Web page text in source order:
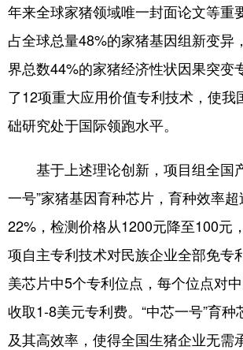
多语种频道
Русский язык 日本語
Deutsch Português
年来全球家猪领域唯一封面论文等重
占全球总量48%的家猪基因组新变异
界总数44%的家猪经济性状因果突变
了12项重大应用价值专利技术，使我
础研究处于国际领跑水平。
基于上述理论创新，项目组全国
一号”家猪基因育种芯片，育种效率
22%，检测价格从1200元降至100元
项自主专利技术对民族企业全部免专
美芯片中5个专利位点，每个位点对
收取1-8美元专利费。“中芯一号”育
及其高效率，使得全国生猪企业无需